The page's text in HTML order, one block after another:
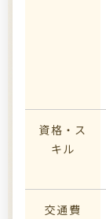
資格・ス
キル
交通費